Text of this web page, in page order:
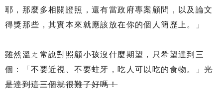
耶，那麼多相關證照，還有當政府專案顧問，以及論文
得獎那些，其實本來就應該放在你的個人簡歷上。」
雖然溫ㄤ常說對照顧小孩沒什麼期望，只希望達到三
個：「不要近視、不要蛀牙，吃人可以吃的食物。」光
是達到這三個就很難了好嗎！